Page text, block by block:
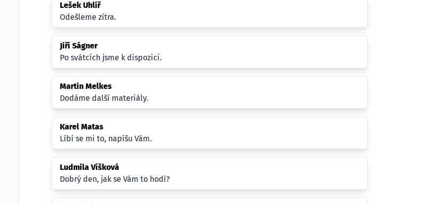
Lešek Uhlíř
Odešleme zítra.
Jiří Ságner
Po svátcích jsme k dispozici.
Martin Melkes
Dodáme další materiály.
Karel Matas
Líbí se mi to, napíšu Vám.
Ludmila Víšková
Dobrý den, jak se Vám to hodí?